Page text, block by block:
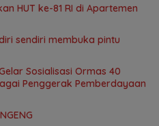
HUT ke-81 RI di Apartemen
sendiri membuka pintu
Sosialisasi Ormas 40
Penggerak Pemberdayaan
KRISTEN CENGENG